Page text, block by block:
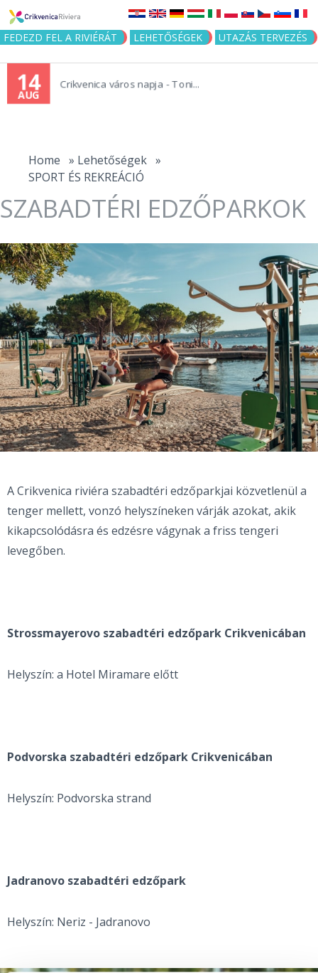
Jump to navigation
FEDEZD FEL A RIVIÉRÁT LEHETŐSÉGEK UTAZÁS TERVEZÉS
14
AUG
Crikvenica város napja - Toni...
Home » Lehetőségek »
SPORT ÉS REKREÁCIÓ
SZABADTÉRI EDZŐPARKOK
A Crikvenica riviéra szabadtéri edzőparkjai közvetlenül a
tenger mellett, vonzó helyszíneken várják azokat, akik
kikapcsolódásra és edzésre vágynak a friss tengeri
levegőben.
Strossmayerovo szabadtéri edzőpark Crikvenicában
Helyszín: a Hotel Miramare előtt
Podvorska szabadtéri edzőpark Crikvenicában
Helyszín: Podvorska strand
Jadranovo szabadtéri edzőpark
Helyszín: Neriz - Jadranovo